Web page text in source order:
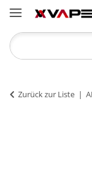
Zurück zur Liste